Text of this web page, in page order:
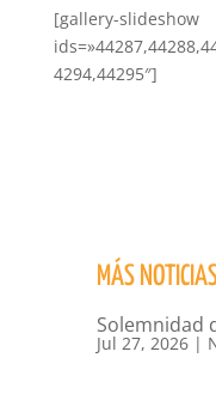
[gallery-slideshow
4294,44295″]
MÁS
Solemnidad
Jul 27, 2026|